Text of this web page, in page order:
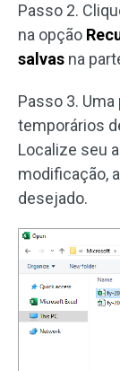
Passo 2.
na opção
salvas na
Passo 3.
temporários
Localize seu
modificação,
desejado.